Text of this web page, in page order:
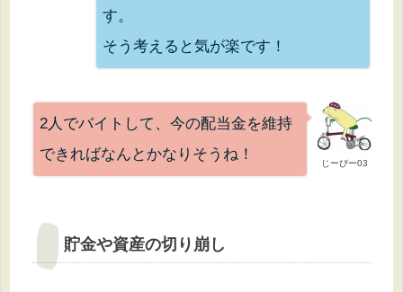
す。
そう考えると気が楽です！
じーぴー03
2人でバイトして、今の配当金を維持
できればなんとかなりそうね！
貯金や資産の切り崩し